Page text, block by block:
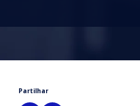
Partilhar